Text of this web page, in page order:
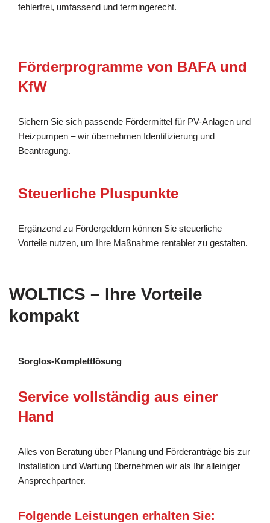
fehlerfrei, umfassend und termingerecht.
Förderprogramme von BAFA und
KfW
Sichern Sie sich passende Fördermittel für PV-Anlagen und
Heizpumpen – wir übernehmen Identifizierung und
Beantragung.
Steuerliche Pluspunkte
Ergänzend zu Fördergeldern können Sie steuerliche
Vorteile nutzen, um Ihre Maßnahme rentabler zu gestalten.
WOLTICS – Ihre Vorteile
kompakt
Sorglos-Komplettlösung
Service vollständig aus einer
Hand
Alles von Beratung über Planung und Förderanträge bis zur
Installation und Wartung übernehmen wir als Ihr alleiniger
Ansprechpartner.
Folgende Leistungen erhalten Sie: